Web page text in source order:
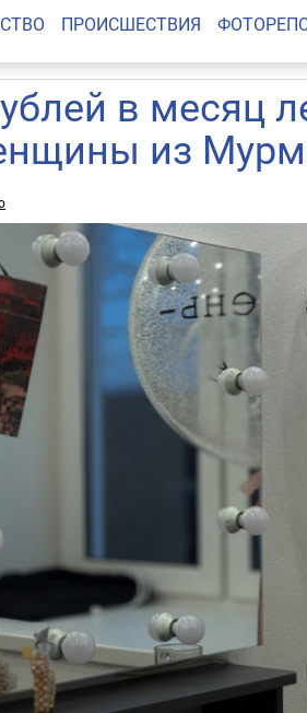
ПРОИСШЕСТВИЯ
в месяц
из